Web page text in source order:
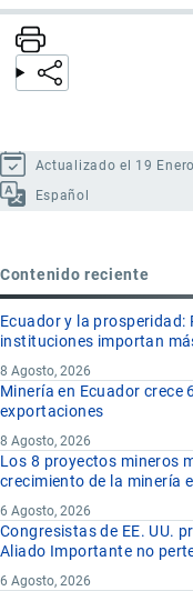
Actualizado el 19
Español
Contenido reciente
Ecuador y la prosperidad:
instituciones importan
8 Agosto, 2026
Minería en Ecuador crece
exportaciones
8 Agosto, 2026
Los 8 proyectos mineros
crecimiento de la minería
6 Agosto, 2026
Congresistas de EE. UU.
Aliado Importante no
6 Agosto, 2026